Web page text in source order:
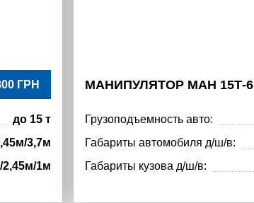
ГРН
до 15 т
3,7м
2,45м/1м
МАНИПУЛЯТОР МАН 15Т-6
Грузоподъемность авто:
Габариты автомобиля д/ш/в:
Габариты кузова д/ш/в: